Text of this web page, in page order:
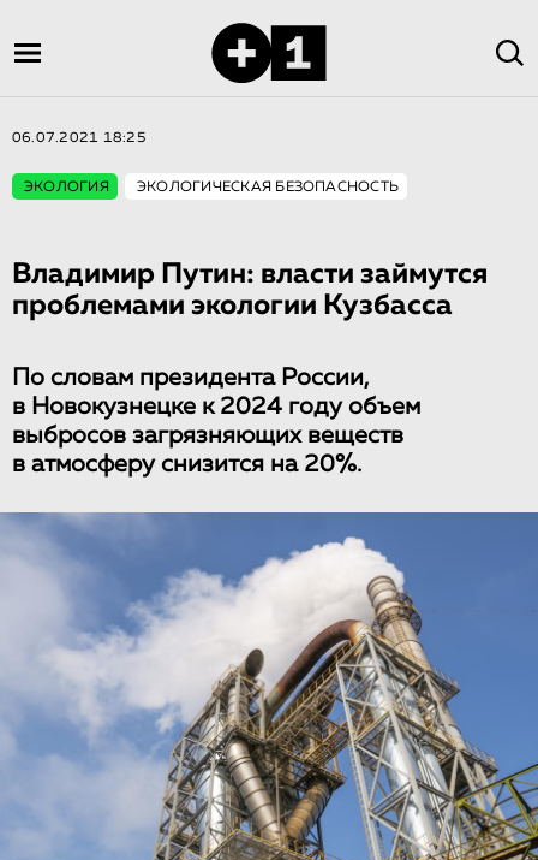
06.07.2021 18:25
ЭКОЛОГИЯ ЭКОЛОГИЧЕСКАЯ БЕЗОПАСНОСТЬ
Владимир Путин: власти займутся
проблемами экологии Кузбасса
По словам президента России,
в Новокузнецке к 2024 году объем
выбросов загрязняющих веществ
в атмосферу снизится на 20%.